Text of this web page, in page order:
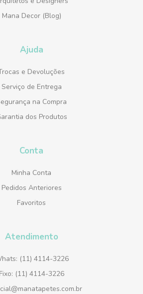
Mana Decor (Blog)
Ajuda
e Devoluções
Serviço de Entrega
na Compra
dos Produtos
Conta
Minha Conta
Pedidos Anteriores
Favoritos
Atendimento
(11) 4114-3226
Fixo: (11) 4114-3226